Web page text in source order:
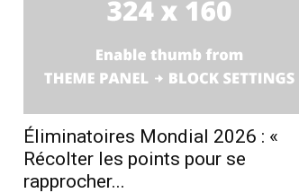
Éliminatoires Mondial 2026 : «
Récolter les points pour se
rapprocher...